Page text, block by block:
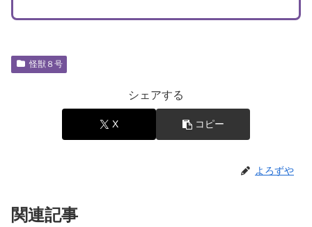
怪獣８号
シェアする
X コピー
よろずや
関連記事